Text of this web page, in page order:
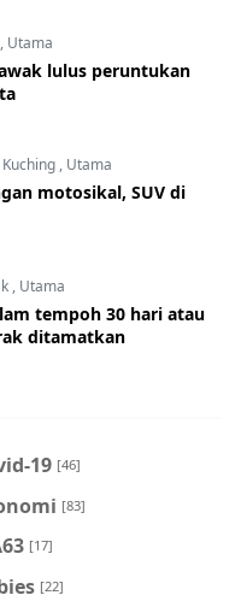
, Utama
lulus peruntukan
Kuching , Utama
motosikal, SUV di
, Utama
tempoh 30 hari atau
ditamatkan
19 [46]
[83]
[17]
[22]